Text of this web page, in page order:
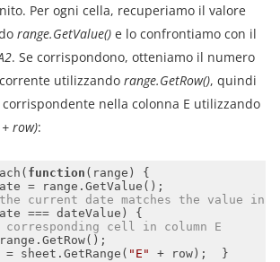
Per ogni cella, recuperiamo il valore
range.GetValue() e lo confrontiamo con il
. Se corrispondono, otteniamo il numero
utilizzando range.GetRow(), quindi
nella colonna E utilizzando
+ row):
function ( range )
current date matches the value in
cell in column E
sheet.GetRange( "E"